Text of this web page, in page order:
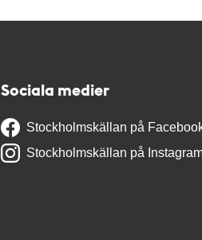
Sociala medier
Stockholmskällan på
Stockholmskällan på